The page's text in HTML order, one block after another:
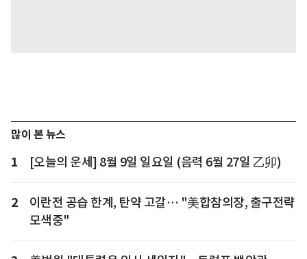
많이 본 뉴스
1 [오늘의 운세] 8월 9일 일요일 (음력 6월 27일 乙卯)
2
이란전 공습 한계, 탄약 고갈… "美합참의장, 출구전략
모색중"